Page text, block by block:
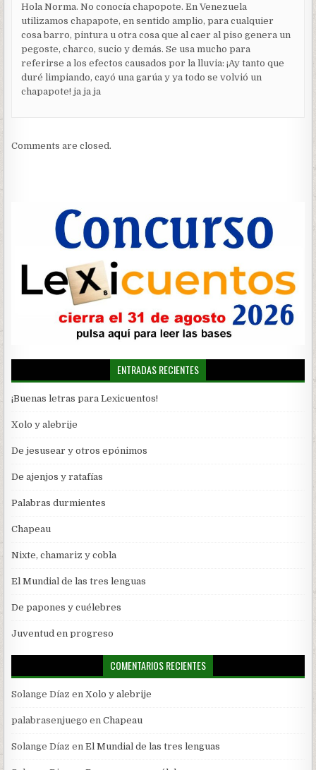
Hola Norma. No conocía chapopote. En Venezuela
utilizamos chapapote, en sentido amplio, para cualquier
cosa barro, pintura u otra cosa que al caer al piso genera un
pegoste, charco, sucio y demás. Se usa mucho para
referirse a los efectos causados por la lluvia: ¡Ay tanto que
duré limpiando, cayó una garúa y ya todo se volvió un
chapapote! ja ja ja
Comments are closed.
ENTRADAS RECIENTES
¡Buenas letras para Lexicuentos!
Xolo y alebrije
De jesusear y otros epónimos
De ajenjos y ratafías
Palabras durmientes
Chapeau
Nixte, chamariz y cobla
El Mundial de las tres lenguas
De papones y cuélebres
Juventud en progreso
COMENTARIOS RECIENTES
Solange Díaz enXolo y alebrije
palabrasenjuego enChapeau
Solange Díaz enEl Mundial de las tres lenguas